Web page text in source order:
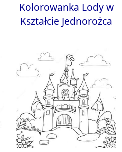
Kolorowanka Lody w
Kształcie Jednorożca